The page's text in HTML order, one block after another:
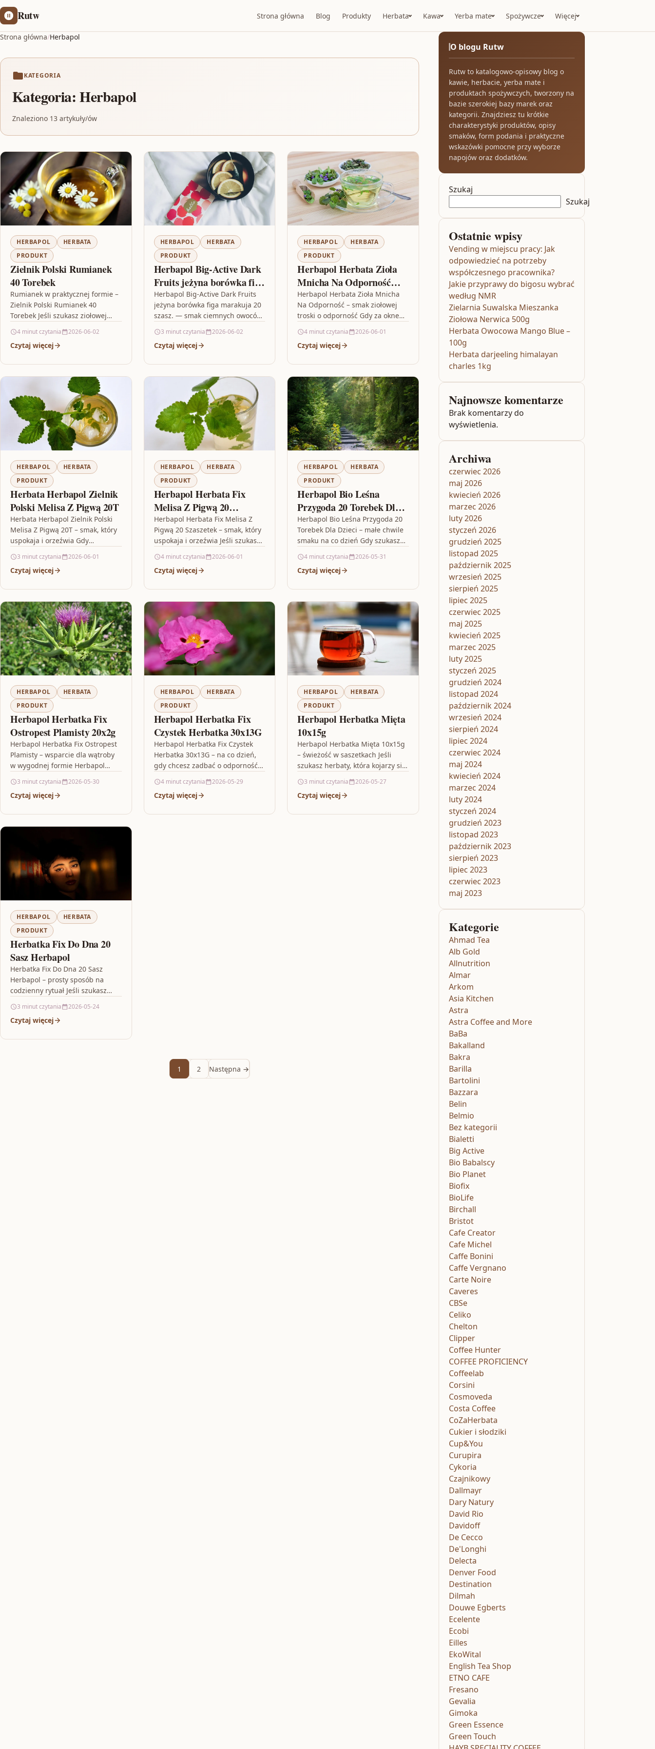
Rutw Strona główna Blog Produkty Herbata Kawa Yerba mate Spożywcze Więcej
Strona główna/Herbapol
KATEGORIA
Kategoria:Herbapol
Znaleziono 13 artykuły/ów
HERBAPOL
HERBATA
PRODUKT
Zielnik Polski Rumianek
40 Torebek
Rumianek w praktycznej formie –
Zielnik Polski Rumianek 40
Torebek Jeśli szukasz ziołowej
codziennej rutyny, Zielnik Polski
Rumianek 40 Torebek…
4 minut czytania 2026-06-02
Czytaj więcej
HERBAPOL
HERBATA
PRODUKT
Herbapol Big-Active Dark
Fruits jeżyna borówka figa
marakuja 20 szasz.
Herbapol Big-Active Dark Fruits
jeżyna borówka figa marakuja 20
szasz. — smak ciemnych owoców
Active Dark Fruits jeżyna borówka
figa…
3 minut czytania 2026-06-02
Czytaj więcej
HERBAPOL
HERBATA
PRODUKT
Herbapol Herbata Zioła
Mnicha Na Odporność
20szt.
Herbapol Herbata Zioła Mnicha
Na Odporność – smak ziołowej
troski o odporność Gdy za oknem
domu…
4 minut czytania 2026-06-01
Czytaj więcej
HERBAPOL
HERBATA
PRODUKT
Herbata Herbapol Zielnik
Polski Melisa Z Pigwą 20T
Herbata Herbapol Zielnik Polski
Melisa Z Pigwą 20T – smak, który
uspokaja i orzeźwia Gdy
dobrze dobrana herbata potrafi
zdziałać więcej…
3 minut czytania 2026-06-01
Czytaj więcej
HERBAPOL
HERBATA
PRODUKT
Herbapol Herbata Fix
Melisa Z Pigwą 20
Szaszetek
Herbapol Herbata Fix Melisa Z
Pigwą 20 Szaszetek – smak, który
uspokaja i orzeźwia Jeśli szukasz
łagodny charakter z…
4 minut czytania 2026-06-01
Czytaj więcej
HERBAPOL
HERBATA
PRODUKT
Herbapol Bio Leśna
Przygoda 20 Torebek Dla
Dzieci
Herbapol Bio Leśna Przygoda 20
Torebek Dla Dzieci – małe chwile
smaku na co dzień Gdy szukasz
przyjemny dla dzieci,…
4 minut czytania 2026-05-31
Czytaj więcej
HERBAPOL
HERBATA
PRODUKT
Herbapol Herbatka Fix
Ostropest Plamisty 20x2g
Herbapol Herbatka Fix Ostropest
Plamisty – wsparcie dla wątroby
w wygodnej formie Herbapol
20x2g to suplement diety w
praktycznych saszetkach,…
3 minut czytania 2026-05-30
Czytaj więcej
HERBAPOL
HERBATA
PRODUKT
Herbapol Herbatka Fix
Czystek Herbatka 30x13G
Herbapol Herbatka Fix Czystek
Herbatka 30x13G – na co dzień,
gdy chcesz zadbać o odporność
na włączenie do diety
roślinnego…
4 minut czytania 2026-05-29
Czytaj więcej
HERBAPOL
HERBATA
PRODUKT
Herbapol Herbatka Mięta
10x15g
Herbapol Herbatka Mięta 10x15g
– świeżość w saszetkach Jeśli
szukasz herbaty, która kojarzy się
smakiem i przyjemnym
zapachem, Herbapol Herbatka
3 minut czytania 2026-05-27
Czytaj więcej
HERBAPOL
HERBATA
PRODUKT
Herbatka Fix Do Dna 20
Sasz Herbapol
Herbatka Fix Do Dna 20 Sasz
Herbapol – prosty sposób na
codzienny rytuał Jeśli szukasz
codziennego rytmu i nie
wymaga…
3 minut czytania 2026-05-24
Czytaj więcej
1 2 Następna →
O blogu Rutw
Rutw to katalogowo-opisowy blog o
kawie, herbacie, yerba mate i
produktach spożywczych, tworzony na
bazie szerokiej bazy marek oraz
kategorii. Znajdziesz tu krótkie
charakterystyki produktów, opisy
smaków, form podania i praktyczne
wskazówki pomocne przy wyborze
napojów oraz dodatków.
Szukaj
Szukaj
Ostatnie wpisy
Vending w miejscu pracy: Jak
odpowiedzieć na potrzeby
współczesnego pracownika?
Jakie przyprawy do bigosu wybrać
według NMR
Zielarnia Suwalska Mieszanka
Ziołowa Nerwica 500g
Herbata Owocowa Mango Blue –
100g
Herbata darjeeling himalayan
charles 1kg
Najnowsze komentarze
Brak komentarzy do
wyświetlenia.
Archiwa
czerwiec 2026
maj 2026
kwiecień 2026
marzec 2026
luty 2026
styczeń 2026
grudzień 2025
listopad 2025
październik 2025
wrzesień 2025
sierpień 2025
lipiec 2025
czerwiec 2025
maj 2025
kwiecień 2025
marzec 2025
luty 2025
styczeń 2025
grudzień 2024
listopad 2024
październik 2024
wrzesień 2024
sierpień 2024
lipiec 2024
czerwiec 2024
maj 2024
kwiecień 2024
marzec 2024
luty 2024
styczeń 2024
grudzień 2023
listopad 2023
październik 2023
sierpień 2023
lipiec 2023
czerwiec 2023
maj 2023
Kategorie
Ahmad Tea
Alb Gold
Allnutrition
Almar
Arkom
Asia Kitchen
Astra
Astra Coffee and More
BaBa
Bakalland
Bakra
Barilla
Bartolini
Bazzara
Belin
Belmio
Bez kategorii
Bialetti
Big Active
Bio Babalscy
Bio Planet
Biofix
BioLife
Birchall
Bristot
Cafe Creator
Cafe Michel
Caffe Bonini
Caffe Vergnano
Carte Noire
Caveres
CBSe
Celiko
Chelton
Clipper
Coffee Hunter
COFFEE PROFICIENCY
Coffeelab
Corsini
Cosmoveda
Costa Coffee
CoZaHerbata
Cukier i słodziki
Cup&You
Curupira
Cykoria
Czajnikowy
Dallmayr
Dary Natury
David Rio
Davidoff
De Cecco
De'Longhi
Delecta
Denver Food
Destination
Dilmah
Douwe Egberts
Ecelente
Ecobi
Eilles
EkoWital
English Tea Shop
ETNO CAFE
Fresano
Gevalia
Gimoka
Green Essence
Green Touch